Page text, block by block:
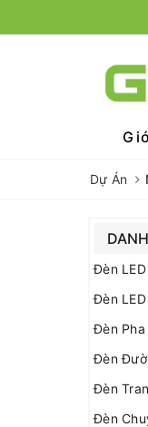
Dự Án
Đèn
Đèn
Đèn Pha
Đèn
Đèn
Đèn